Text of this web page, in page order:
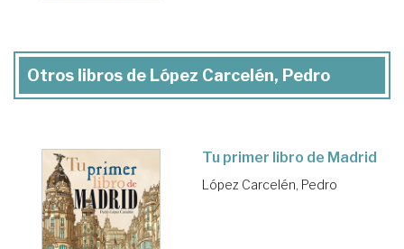
Otros libros de López Carcelén, Pedro
Tu primer libro de Madrid
López Carcelén, Pedro